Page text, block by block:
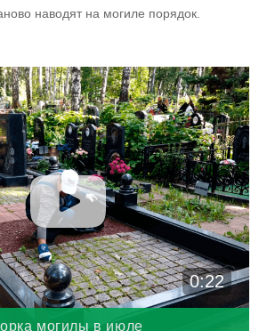
наводят на могиле порядок.
0:22
могилы в июле